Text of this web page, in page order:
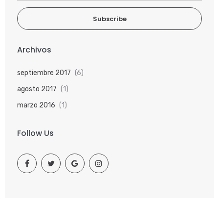
Subscribe
Archivos
septiembre 2017 (6)
agosto 2017 (1)
marzo 2016 (1)
Follow Us